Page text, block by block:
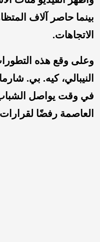
بينما حاصر آلاف
الاتجاهات.
وعلى وقع هذه
النيبالي، كيه. بي.
في وقت يواصل
العاصمة رفضًا